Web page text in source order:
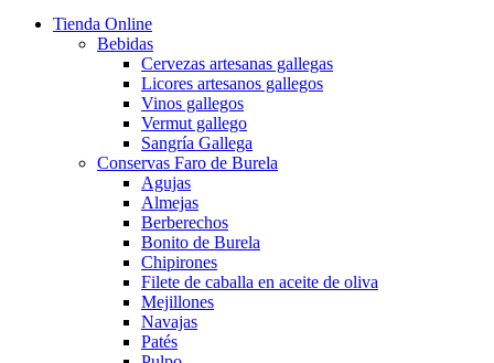
Tienda Online
Bebidas
Cervezas artesanas gallegas
Licores artesanos gallegos
Vinos gallegos
Vermut gallego
Sangría Gallega
Conservas Faro de Burela
Agujas
Almejas
Berberechos
Bonito de Burela
Chipirones
Filete de caballa en aceite de oliva
Mejillones
Navajas
Patés